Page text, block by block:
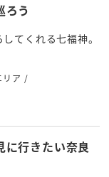
う
てくれる七福神。
ア
行きたい奈良